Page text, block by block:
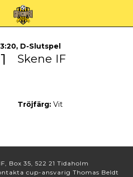
D-Slutspel
Skene IF
Tröjfärg: Vit
Box 35, 522 21 Tidaholm
cup-ansvarig Thomas Beldt